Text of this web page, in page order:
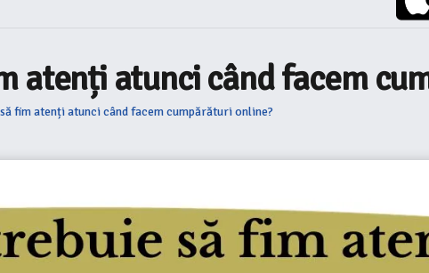
atenți atunci când facem
fim atenți atunci când facem cumpărături online?